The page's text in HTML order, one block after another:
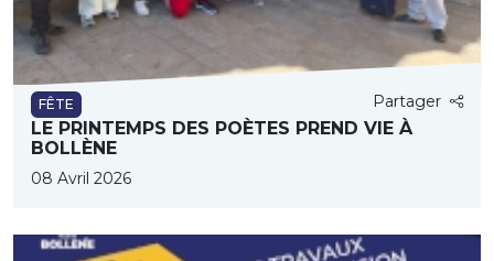
FÊTE Partager
LE PRINTEMPS DES POÈTES PREND VIE À
BOLLÈNE
08 Avril 2026